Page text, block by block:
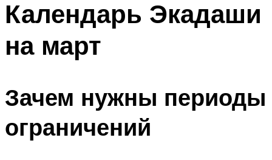
Календарь Экадаши
на март
Зачем нужны периоды
ограничений